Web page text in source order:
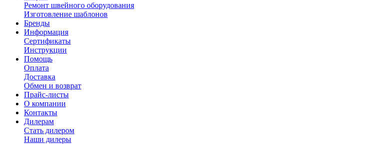
Ремонт швейного оборудования
Изготовление шаблонов
Бренды
Информация
Сертификаты
Инструкции
Помощь
Оплата
Доставка
Обмен и возврат
Прайс-листы
О компании
Контакты
Дилерам
Стать дилером
Наши дилеры